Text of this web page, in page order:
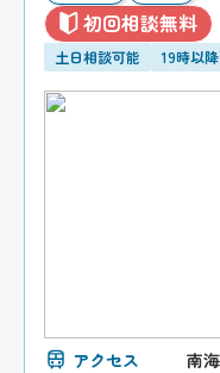
初回相談無料
土日相談可能 19時以
アクセス 南